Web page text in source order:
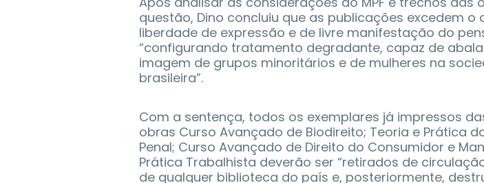
questão, Dino concluiu que as publicações excedem o
liberdade de expressão e de livre manifestação do
“configurando tratamento degradante, capaz de
imagem de grupos minoritários e de mulheres na
brasileira”.
Com a sentença, todos os exemplares já impressos
obras Curso Avançado de Biodireito; Teoria e Prática
Penal; Curso Avançado de Direito do Consumidor e
Prática Trabalhista deverão ser “retirados de
de qualquer biblioteca do país e, posteriormente,